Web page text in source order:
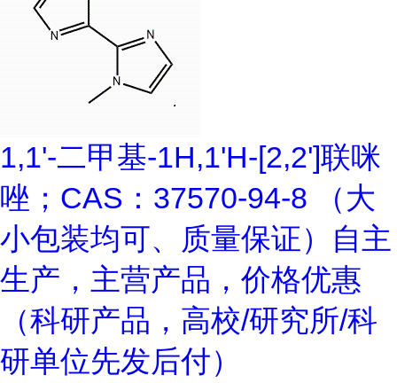
1,1'-二甲基-1H,1'H-[2,2']联咪
唑；CAS：37570-94-8 （大
小包装均可、质量保证）自主
生产，主营产品，价格优惠
（科研产品，高校/研究所/科
研单位先发后付）